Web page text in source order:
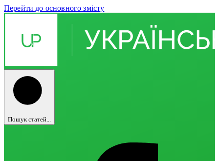
Перейти до основного змісту
Пошук статей...